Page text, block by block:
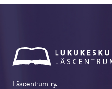
Läscentrum ry.